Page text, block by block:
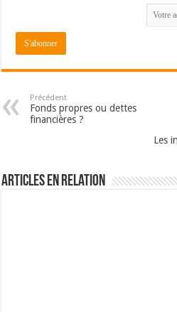
Précédent
Fonds propres ou dettes
financières ?
Les
Articles en relation